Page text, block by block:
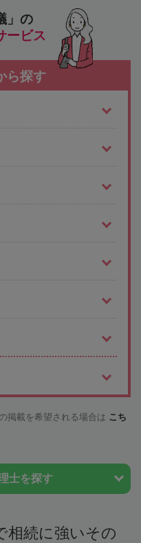
」の
ービス
ら探す
掲載を希望される場合は こち
士を探す
相続に強いその